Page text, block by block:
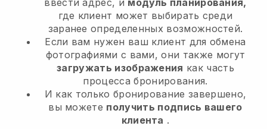
где клиент может выбирать среди
заранее определенных возможностей.
Если вам нужен ваш клиент для обмена
фотографиями с вами, они также могут
загружать изображения как часть
процесса бронирования.
И как только бронирование завершено,
вы можете получить подпись вашего
клиента .